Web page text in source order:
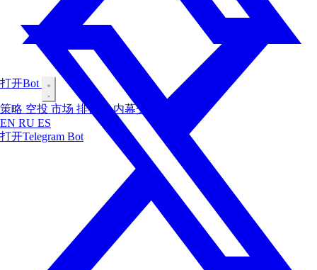
打开Bot
策略 空投 市场 排行榜内幕交易者
EN RU ES
打开Telegram Bot